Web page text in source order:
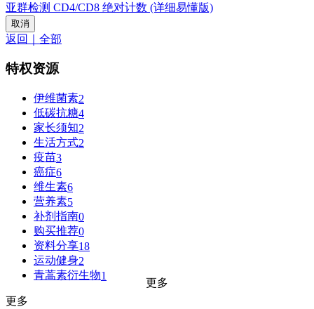
亚群检测 CD4/CD8 绝对计数 (详细易懂版)
取消
返回｜全部
特权资源
伊维菌素2
低碳抗糖4
家长须知2
生活方式2
疫苗3
癌症6
维生素6
营养素5
补剂指南0
购买推荐0
资料分享18
运动健身2
青蒿素衍生物1
更多
更多